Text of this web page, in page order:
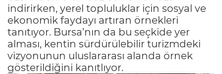
indirirken, yerel topluluklar için sosyal ve
ekonomik faydayı artıran örnekleri
tanıtıyor. Bursa’nın da bu seçkide yer
alması, kentin sürdürülebilir turizmdeki
vizyonunun uluslararası alanda örnek
gösterildiğini kanıtlıyor.